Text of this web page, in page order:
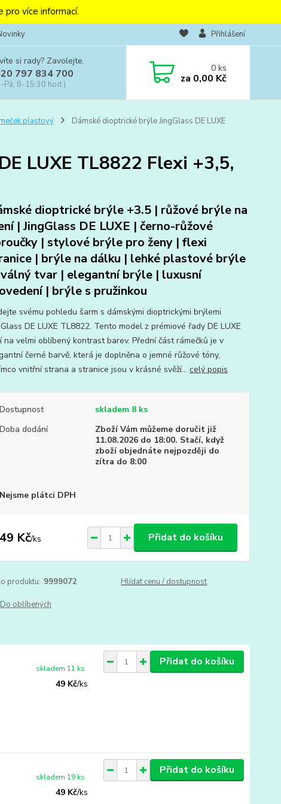
pro více informací.
Přihlášení
si rady? Zavolejte.
797 834 700
Pá, 8-15:30 hod.)
0ks
za 0,00 Kč
plastový
Dámské dioptrické brýle JingGlass DE LUXE
LUXE TL8822 Flexi +3,5,
dioptrické brýle +3.5 | růžové brýle na
| JingGlass DE LUXE | černo-růžové
| stylové brýle pro ženy | flexi
| brýle na dálku | lehké plastové brýle
tvar | elegantní brýle | luxusní
| brýle s pružinkou
svému pohledu šarm s dámskými dioptrickými brýlemi
DE LUXE TL8822. Tento model z prémiové řady DE LUXE
na velmi oblíbený kontrast barev. Přední část rámečků je v
černé barvě, která je doplněna o jemné růžové tóny,
vnitřní strana a stranice jsou v krásné svěží... celý popis
Dostupnost
skladem 8 ks
Doba dodání
Zboží Vám můžeme doručit již
11.08.2026 do 18:00. Stačí, když
zboží objednáte nejpozději do
zítra do 8:00
Nejsme plátci DPH
49 Kč/ks Přidat do košíku
produktu: 9999072 Hlídat cenu / dostupnost
Do oblíbených
49 Kč/ks
skladem 11 ks
Přidat do košíku
49 Kč/ks
skladem 19 ks
Přidat do košíku